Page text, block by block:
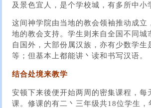
及景色宜人，是个学校城，有多所中小
这间神学院由当地的教会领袖推动成立
地的教会支持。学生则来自全国不同城
自国外，大部份属汉族，亦有少数学生
等；但基本上都能讲丶读和书写汉语。
结合处境来教学
安顿下来後便开始两周的密集课程，每
课。修课的有二丶三年级共18位学生，